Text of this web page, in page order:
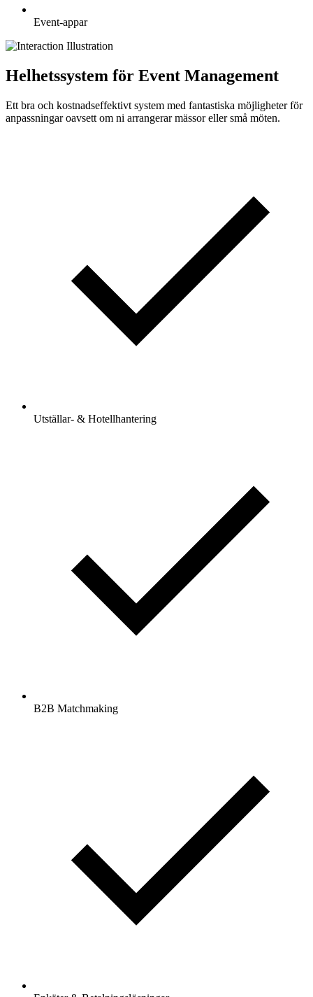
Event-appar
Helhetssystem för Event Management
Ett bra och kostnadseffektivt system med fantastiska möjligheter för
anpassningar oavsett om ni arrangerar mässor eller små möten.
Utställar- & Hotellhantering
B2B Matchmaking